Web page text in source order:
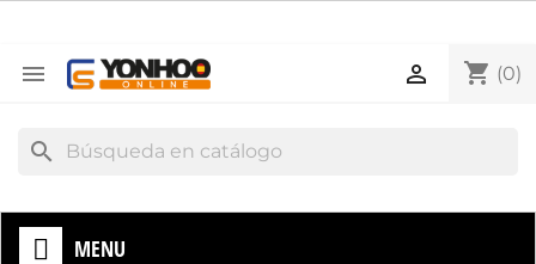
 shopping_cart (0)

search
MENU